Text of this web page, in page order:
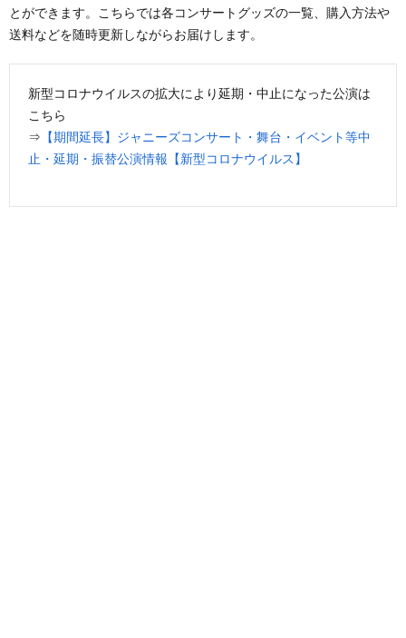
とができます。こちらでは各コンサートグッズの一覧、購入方法や
送料などを随時更新しながらお届けします。
新型コロナウイルスの拡大により延期・中止になった公演は
こちら
⇒ 【期間延長】ジャニーズコンサート・舞台・イベント等中
止・延期・振替公演情報【新型コロナウイルス】